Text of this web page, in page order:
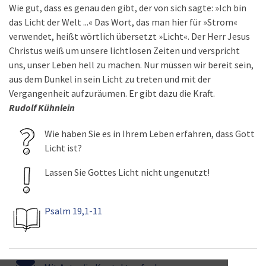
Wie gut, dass es genau den gibt, der von sich sagte: »Ich bin
das Licht der Welt ...« Das Wort, das man hier für »Strom«
verwendet, heißt wörtlich übersetzt »Licht«. Der Herr Jesus
Christus weiß um unsere lichtlosen Zeiten und verspricht
uns, unser Leben hell zu machen. Nur müssen wir bereit sein,
aus dem Dunkel in sein Licht zu treten und mit der
Vergangenheit aufzuräumen. Er gibt dazu die Kraft.
Rudolf Kühnlein
Wie haben Sie es in Ihrem Leben erfahren, dass Gott
Licht ist?
Lassen Sie Gottes Licht nicht ungenutzt!
Psalm 19,1-11